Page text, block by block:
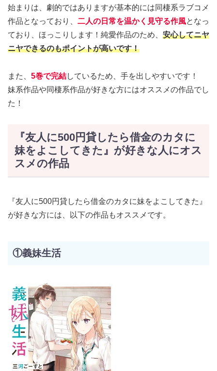
始まりは、劇的ではありますが基本的には同棲系ラブコメ
作品となっており、 二人の日常を温かく見守る作風となっ
ており、ほっこりします！純愛作品のため、 安心してニヤ
ニヤできるのもポイントが高いです！
また、 5巻で完結しているため、手を出しやすいです！
妹系作品や同棲系作品が好きな方にはオススメの作品でし
た！
『友人に500円貸したら借金のカタに
妹をよこしてきた』が好きな人にオス
スメの作品
『友人に500円貸したら借金のカタに妹をよこしてきた』
が好きな方には、以下の作品もオススメです。
①義妹生活